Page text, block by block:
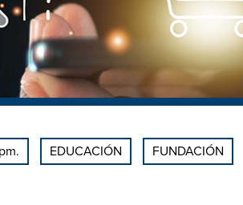
EDUCACIÓN FUNDACIÓN